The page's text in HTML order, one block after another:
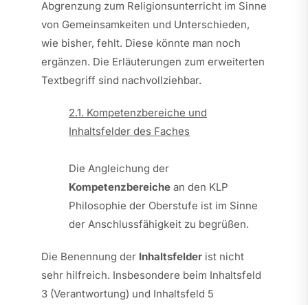
Abgrenzung zum Religionsunterricht im Sinne
von Gemeinsamkeiten und Unterschieden,
wie bisher, fehlt. Diese könnte man noch
ergänzen. Die Erläuterungen zum erweiterten
Textbegriff sind nachvollziehbar.
2.1. Kompetenzbereiche und
Inhaltsfelder des Faches
Die Angleichung der
Kompetenzbereichean den KLP
Philosophie der Oberstufe ist im Sinne
der Anschlussfähigkeit zu begrüßen.
Die Benennung der Inhaltsfelderist nicht
sehr hilfreich. Insbesondere beim Inhaltsfeld
3 (Verantwortung) und Inhaltsfeld 5